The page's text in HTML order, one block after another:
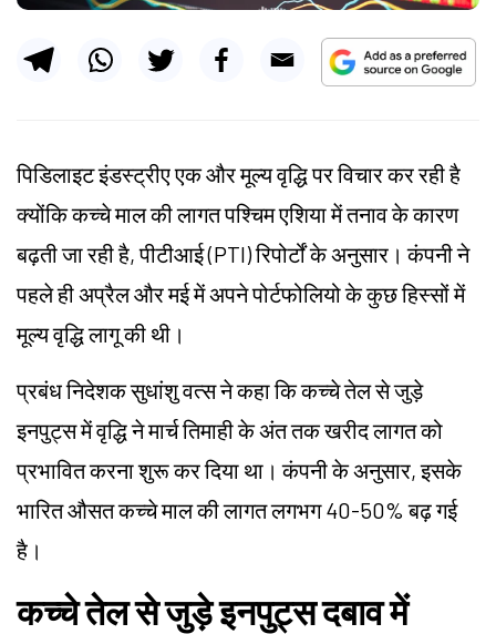
पिडिलाइटइंडस्ट्रीए एक और मूल्य वृद्धि पर विचार कर रही है
क्योंकि कच्चे माल की लागत पश्चिम एशिया में तनाव के कारण
बढ़ती जा रही है, पीटीआई (PTI) रिपोर्टों के अनुसार। कंपनी ने
पहले ही अप्रैल और मई में अपने पोर्टफोलियो के कुछ हिस्सों में
मूल्य वृद्धि लागू की थी।
प्रबंध निदेशक सुधांशु वत्स ने कहा कि कच्चे तेल से जुड़े
इनपुट्स में वृद्धि ने मार्च तिमाही के अंत तक खरीद लागत को
प्रभावित करना शुरू कर दिया था। कंपनी के अनुसार, इसके
भारित औसत कच्चे माल की लागत लगभग 40-50% बढ़ गई
है।
कच्चे तेल से जुड़े इनपुट्स दबाव में